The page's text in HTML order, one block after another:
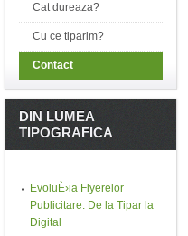
Cat dureaza?
Cu ce tiparim?
Contact
DIN LUMEA
TIPOGRAFICA
EvoluÈ›ia Flyerelor
Publicitare: De la Tipar la
Digital